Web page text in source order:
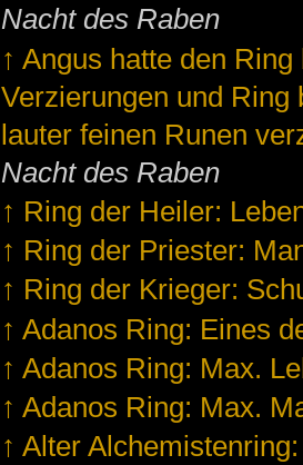
Nacht des Raben
↑ Angus hatte den
Verzierungen und Ring
lauter feinen Runen
Nacht des Raben
↑ Ring der Heiler:
↑ Ring der Priester:
↑ Ring der Krieger:
↑ Adanos Ring: Eines
↑ Adanos Ring: Max.
↑ Adanos Ring: Max.
↑ Alter